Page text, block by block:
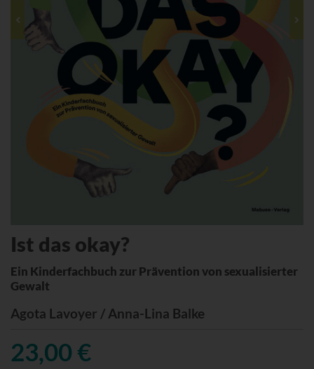
Ist das okay?
Ein Kinderfachbuch zur Prävention von sexualisierter
Gewalt
Agota Lavoyer / Anna-Lina Balke
23,00 €